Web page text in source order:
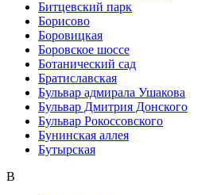
Битцевский парк
Борисово
Боровицкая
Боровское шоссе
Ботанический сад
Братиславская
Бульвар адмирала Ушакова
Бульвар Дмитрия Донского
Бульвар Рокоссовского
Бунинская аллея
Бутырская
В